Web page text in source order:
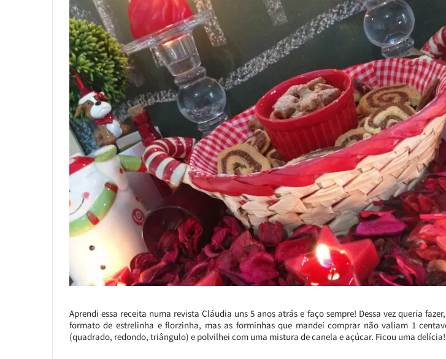
Aprendi essa receita numa revista Cláudia uns 5 anos atrás e faço sempre! Dessa vez queria
formato de estrelinha e florzinha, mas as forminhas que mandei comprar não valiam 1
(quadrado, redondo, triângulo) e polvilhei com uma mistura de canela e açúcar. Ficou uma delícia!